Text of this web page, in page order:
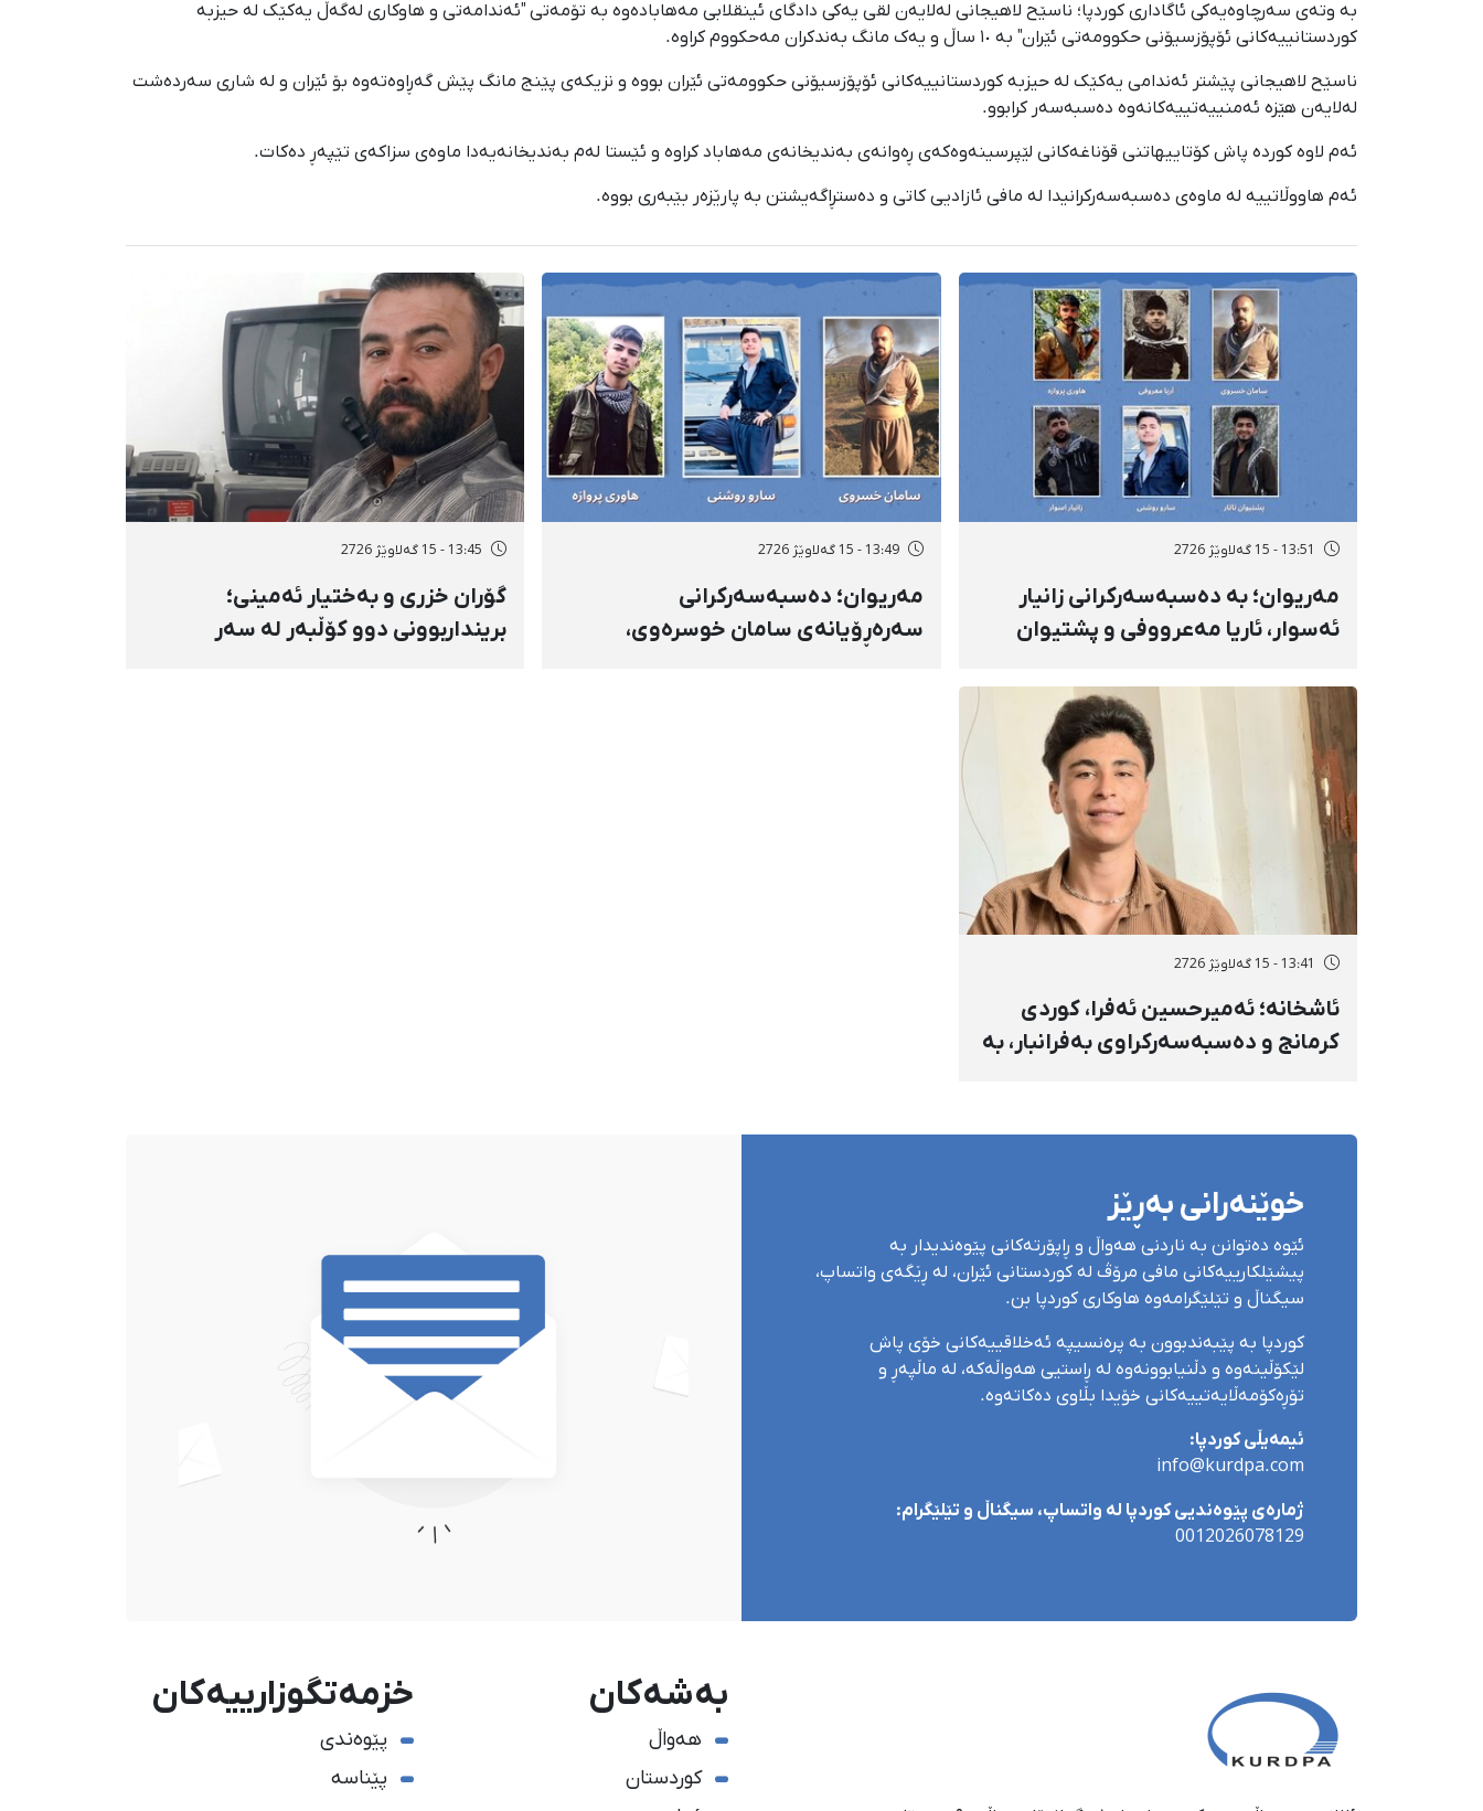
بە وتەی سەرچاوەیەکی ئاگاداری کوردپا؛ ناسێح لاهیجانی لەلایەن لقی یەکی دادگای ئینقلابی مەهابادەوە بە تۆمەتی "ئەندامەتی و هاوکاری لەگەڵ یەکێک لە حیزبە
کوردستانییەکانی ئۆپۆزسیۆنی حکوومەتی ئێران" بە ١٠ ساڵ و یەک مانگ بەندکران مەحکووم کراوە.
ناسێح لاهیجانی پێشتر ئەندامی یەکێک لە حیزبە کوردستانییەکانی ئۆپۆزسیۆنی حکوومەتی ئێران بووە و نزیکەی پێنج مانگ پێش گەڕاوەتەوە بۆ ئێران و لە شاری سەردەشت
لەلایەن هێزە ئەمنییەتییەکانەوە دەسبەسەر کرابوو.
ئەم لاوە کوردە پاش کۆتاییهاتنی قۆناغەکانی لێپرسینەوەکەی ڕەوانەی بەندیخانەی مەهاباد کراوە و ئێستا لەم بەندیخانەیەدا ماوەی سزاکەی تێپەڕ دەکات.
ئەم هاووڵاتییە لە ماوەی دەسبەسەرکرانیدا لە مافی ئازادیی کاتی و دەستڕاگەیشتن بە پارێزەر بێبەری بووە.
13:51 - 15 گەلاوێژ 2726
مەریوان؛ بە دەسبەسەرکرانی زانیار
ئەسوار، ئاریا مەعرووفی و پشتیوان
سەرەڕۆیانە لە ئاوایی «نێ» بۆ شەش
کەس زیادی کرد
13:49 - 15 گەلاوێژ 2726
مەریوان؛ دەسبەسەرکرانی
سەرەڕۆیانەی سامان خوسرەوی،
13:45 - 15 گەلاوێژ 2726
گۆران خزری و بەختیار ئەمینی؛
برینداربوونی دوو کۆڵبەر لە سەر
13:41 - 15 گەلاوێژ 2726
ئاشخانە؛ ئەمیرحسین ئەفرا، کوردی
کرمانج و دەسبەسەرکراوی بەفرانبار، بە
خوێنەرانی بەڕێز
ئێوە دەتوانن بە ناردنی هەواڵ و ڕاپۆرتەکانی پێوەندیدار بە
پیشێلکارییەکانی مافی مرۆڤ لە کوردستانی ئێران، لە ڕێگەی واتساپ،
سیگناڵ و تێلێگرامەوە هاوکاری کوردپا بن.
کوردپا بە پێبەندبوون بە پرەنسیپە ئەخلاقییەکانی خۆی پاش
لێکۆڵینەوە و دڵنیابوونەوە لە ڕاستیی هەواڵەکە، لە ماڵپەڕ و
تۆڕەکۆمەڵایەتییەکانی خۆیدا بڵاوی دەکاتەوە.
ئیمەیڵی کوردپا:
info@kurdpa.com
ژمارەی پێوەندیی کوردپا لە واتساپ، سیگناڵ و تێلێگرام:
0012026078129
بەشەکان
هەواڵ
کوردستان
خزمەتگوزارییەکان
پێوەندی
پێناسە